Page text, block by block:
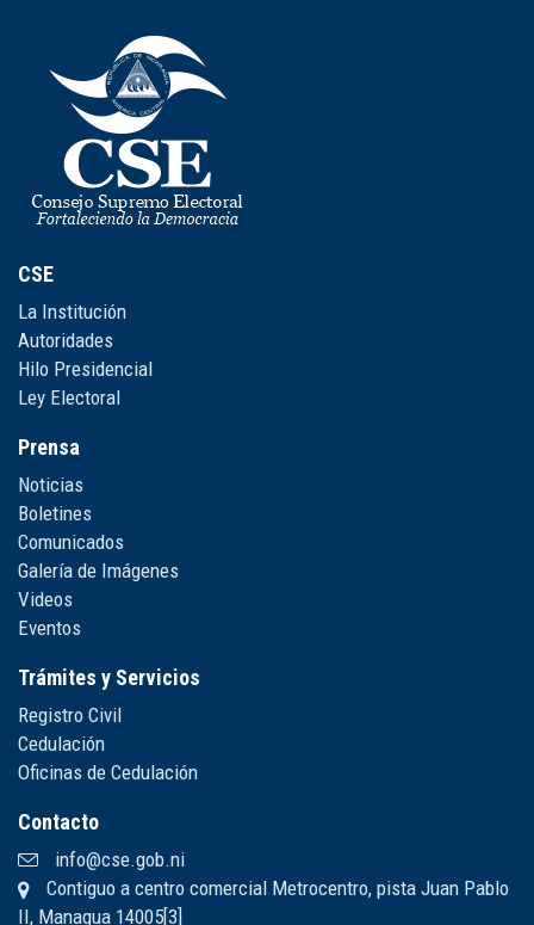
CSE
La Institución
Autoridades
Hilo Presidencial
Ley Electoral
Prensa
Noticias
Boletines
Comunicados
Galería de Imágenes
Videos
Eventos
Trámites y Servicios
Registro Civil
Cedulación
Oficinas de Cedulación
Contacto
info@cse.gob.ni
Contiguo a centro comercial Metrocentro, pista Juan Pablo
II, Managua 14005[3]